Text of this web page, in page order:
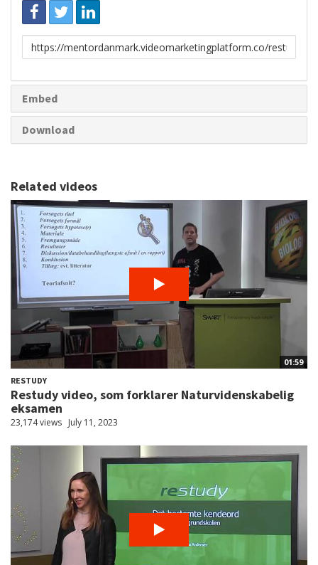
Link
to
Embed
Download
Related videos
01:59
RESTUDY
Restudy video, som forklarer Naturvidenskabelig
eksamen
23,174 views July 11, 2023